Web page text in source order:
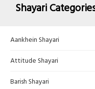
Shayari
Aankhein Shayari
Attitude Shayari
Barish Shayari